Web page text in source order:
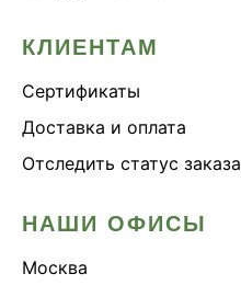
КЛИЕНТАМ
Сертификаты
Доставка и оплата
Отследить статус заказа
НАШИ ОФИСЫ
Москва